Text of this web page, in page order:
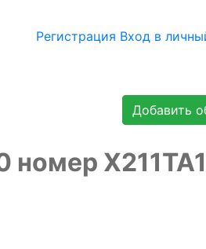
Регистрация Вход в
Добавить
номер